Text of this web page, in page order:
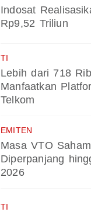
Indosat
Rp9,52 Triliun
TI
Lebih dari 718
Manfaatkan
Telkom
EMITEN
Masa VTO
Diperpanjang
2026
TI